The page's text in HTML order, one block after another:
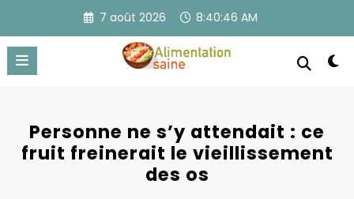
contenu
7 août 2026 8:40:46 AM
Personne ne s’y attendait : ce
fruit freinerait le vieillissement
des os